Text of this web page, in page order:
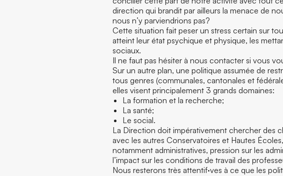
direction qui brandit par ailleurs la menace de
nous n’y parviendrions pas?
Cette situation fait peser un stress certain sur
atteint leur état psychique et physique, les
sociaux.
Il ne faut pas hésiter à nous contacter si vous
Sur un autre plan, une politique assumée de
tous genres (communales, cantonales et
elles visent principalement 3 grands domaines:
La formation et la recherche;
La santé;
Le social.
La Direction doit impérativement chercher des
avec les autres Conservatoires et Hautes
notamment administratives, pression sur les
l’impact sur les conditions de travail des
Nous resterons très attentif·ves à ce que les